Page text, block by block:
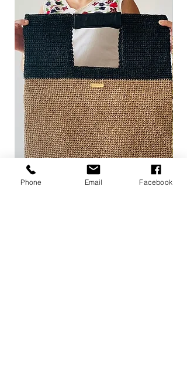
Phone Email Facebook